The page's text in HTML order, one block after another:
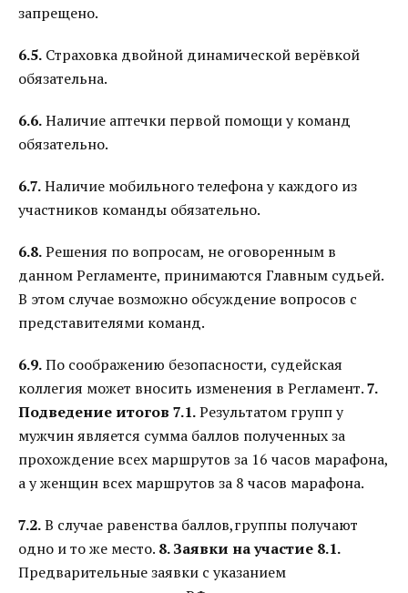
запрещено.
6.5. Страховка двойной динамической верёвкой
обязательна.
6.6.Наличие аптечки первой помощи у команд
обязательно.
6.7.Наличие мобильного телефона у каждого из
участников команды обязательно.
6.8.Решения по вопросам, не оговоренным в
данном Регламенте, принимаются Главным судьей.
В этом случае возможно обсуждение вопросов с
представителями команд.
6.9.По соображению безопасности, судейская
коллегия может вносить изменения в Регламент.7.
Подведение итогов 7.1.Результатом групп у
мужчин является сумма баллов полученных за
прохождение всех маршрутов за 16 часов марафона,
а у женщин всех маршрутов за 8 часов марафона.
7.2.В случае равенства баллов,группы получают
одно и то же место. 8. Заявки на участие 8.1.
Предварительные заявки с указанием